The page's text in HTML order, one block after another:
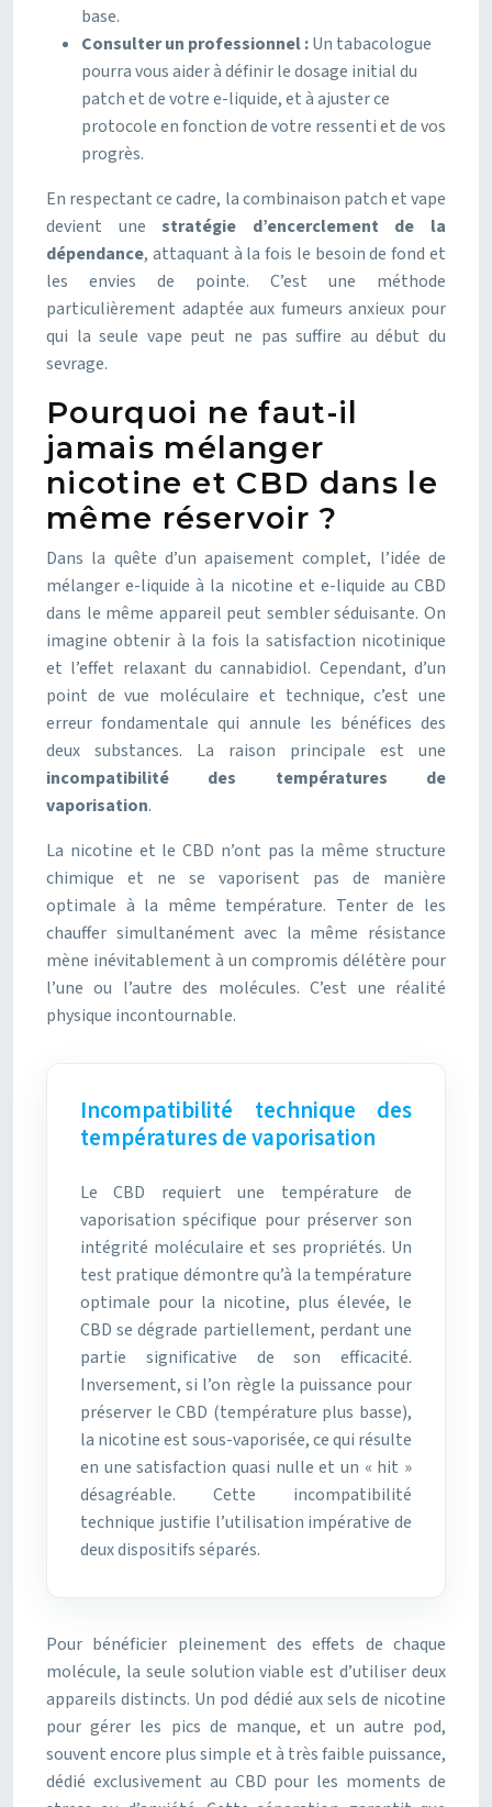
base.
Consulter un professionnel :Un tabacologue
pourra vous aider à définir le dosage initial du
patch et de votre e-liquide, et à ajuster ce
protocole en fonction de votre ressenti et de vos
progrès.
En respectant ce cadre, la combinaison patch et vape
devient unestratégie d’encerclement de la
dépendance, attaquant à la fois le besoin de fond et
les envies de pointe. C’est une méthode
particulièrement adaptée aux fumeurs anxieux pour
qui la seule vape peut ne pas suffire au début du
sevrage.
Pourquoi ne faut-il
jamais mélanger
nicotine et CBD dans le
même réservoir ?
Dans la quête d’un apaisement complet, l’idée de
mélanger e-liquide à la nicotine et e-liquide au CBD
dans le même appareil peut sembler séduisante. On
imagine obtenir à la fois la satisfaction nicotinique
et l’effet relaxant du cannabidiol. Cependant, d’un
point de vue moléculaire et technique, c’est une
erreur fondamentale qui annule les bénéfices des
deux substances. La raison principale est une
incompatibilité des températures de
vaporisation.
La nicotine et le CBD n’ont pas la même structure
chimique et ne se vaporisent pas de manière
optimale à la même température. Tenter de les
chauffer simultanément avec la même résistance
mène inévitablement à un compromis délétère pour
l’une ou l’autre des molécules. C’est une réalité
physique incontournable.
Incompatibilité technique des
températures de vaporisation
Le CBD requiert une température de
vaporisation spécifique pour préserver son
intégrité moléculaire et ses propriétés. Un
test pratique démontre qu’à la température
optimale pour la nicotine, plus élevée, le
CBD se dégrade partiellement, perdant une
partie significative de son efficacité.
Inversement, si l’on règle la puissance pour
préserver le CBD (température plus basse),
la nicotine est sous-vaporisée, ce qui résulte
en une satisfaction quasi nulle et un « hit »
désagréable. Cette incompatibilité
technique justifie l’utilisation impérative de
deux dispositifs séparés.
Pour bénéficier pleinement des effets de chaque
molécule, la seule solution viable est d’utiliser deux
appareils distincts. Un pod dédié aux sels de nicotine
pour gérer les pics de manque, et un autre pod,
souvent encore plus simple et à très faible puissance,
dédié exclusivement au CBD pour les moments de